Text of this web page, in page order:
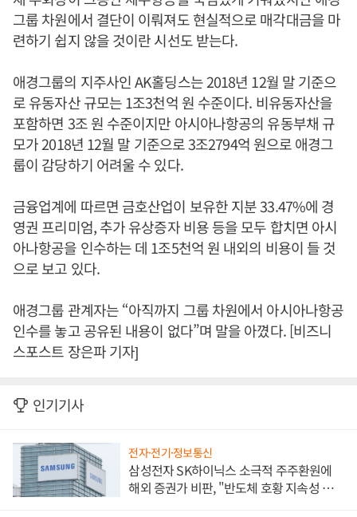
그룹 차원에서 결단이 이뤄져도 현실적으로 매각대금을 마
련하기 쉽지 않을 것이란 시선도 받는다.
애경그룹의 지주사인 AK홀딩스는 2018년 12월 말 기준으
로 유동자산 규모는 1조3천억 원 수준이다. 비유동자산을
포함하면 3조 원 수준이지만 아시아나항공의 유동부채 규
모가 2018년 12월 말 기준으로 3조2794억 원으로 애경그
룹이 감당하기 어려울 수 있다.
금융업계에 따르면 금호산업이 보유한 지분 33.47%에 경
영권 프리미엄, 추가 유상증자 비용 등을 모두 합치면 아시
아나항공을 인수하는 데 1조5천억 원 내외의 비용이 들 것
으로 보고 있다.
애경그룹 관계자는 “아직까지 그룹 차원에서 아시아나항공
인수를 놓고 공유된 내용이 없다”며 말을 아꼈다. [비즈니
스포스트 장은파 기자]
인기기사
전자·전기·정보통신
삼성전자 SK하이닉스 소극적 주주환원에
해외 증권가 비판, "반도체 호황 지속성 의